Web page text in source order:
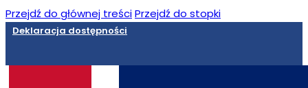
Przejdź do głównej treściPrzejdź do stopki
Deklaracja dostępności